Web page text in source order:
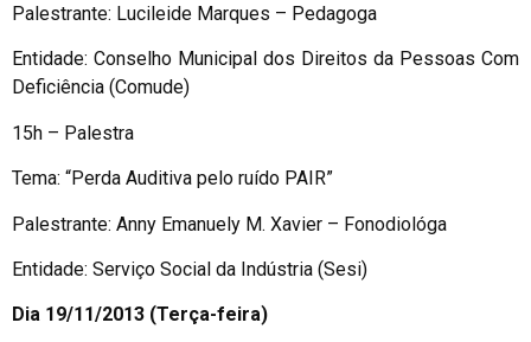
Palestrante: Lucileide Marques – Pedagoga
Entidade: Conselho Municipal dos Direitos da Pessoas Com
Deficiência (Comude)
15h – Palestra
Tema: “Perda Auditiva pelo ruído PAIR”
Palestrante: Anny Emanuely M. Xavier – Fonodiológa
Entidade: Serviço Social da Indústria (Sesi)
Dia 19/11/2013 (Terça-feira)